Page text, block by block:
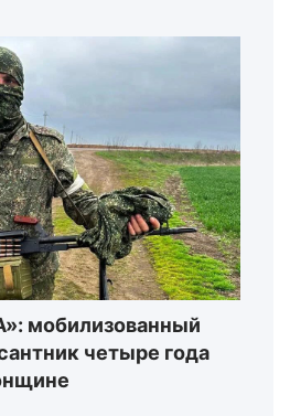
мобилизованный
четыре года